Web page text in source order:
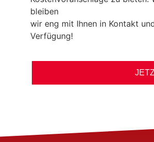
bleiben
wir eng mit Ihnen in Kontakt
Verfügung!